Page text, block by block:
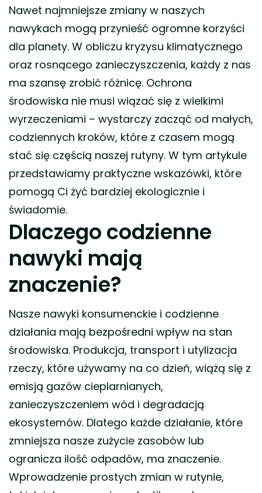
Nawet najmniejsze zmiany w naszych
nawykach mogą przynieść ogromne korzyści
dla planety. W obliczu kryzysu klimatycznego
oraz rosnącego zanieczyszczenia, każdy z nas
ma szansę zrobić różnicę. Ochrona
środowiska nie musi wiązać się z wielkimi
wyrzeczeniami – wystarczy zacząć od małych,
codziennych kroków, które z czasem mogą
stać się częścią naszej rutyny. W tym artykule
przedstawiamy praktyczne wskazówki, które
pomogą Ci żyć bardziej ekologicznie i
świadomie.
Dlaczego codzienne
nawyki mają
znaczenie?
Nasze nawyki konsumenckie i codzienne
działania mają bezpośredni wpływ na stan
środowiska. Produkcja, transport i utylizacja
rzeczy, które używamy na co dzień, wiążą się z
emisją gazów cieplarnianych,
zanieczyszczeniem wód i degradacją
ekosystemów. Dlatego każde działanie, które
zmniejsza nasze zużycie zasobów lub
ogranicza ilość odpadów, ma znaczenie.
Wprowadzenie prostych zmian w rutynie,